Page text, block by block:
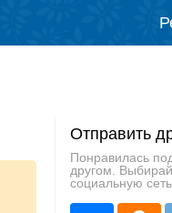
Отправить
Понравилась
другом.
социальную сеть.